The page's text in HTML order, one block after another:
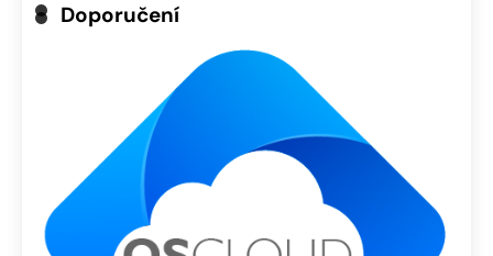
Doporučení